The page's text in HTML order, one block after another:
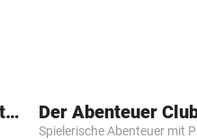
Wenn der Arzt nicht weiter weiß Der Abenteuer
Spielerische Abenteuer mit